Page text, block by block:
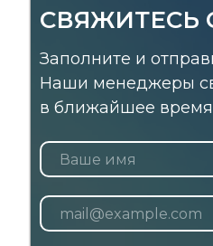
СВЯЖИТЕСЬ
Заполните и
Наши менеджеры
в ближайшее время